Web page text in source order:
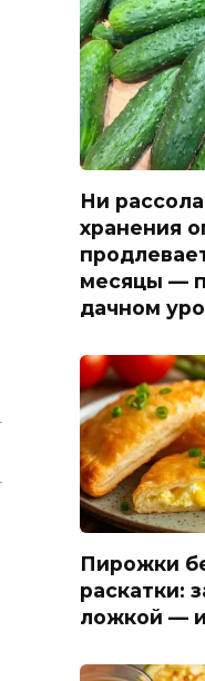
Ни
хранения
месяцы —
дачном
Пирожки
раскатки:
ложкой —